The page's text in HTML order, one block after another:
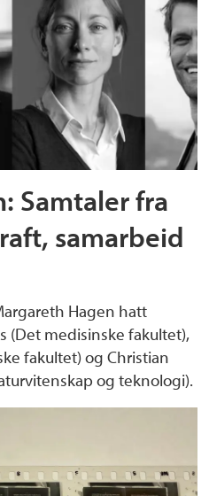
Samtaler fra
samarbeid
Hagen hatt
(Det medisinske fakultet),
fakultet) og Christian
og teknologi).